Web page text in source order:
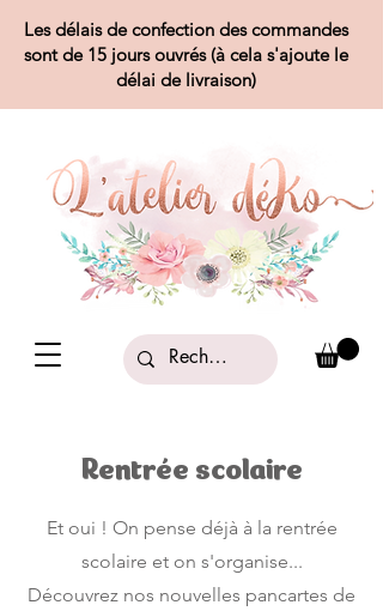
Les délais de confection des commandes
sont de 15 jours ouvrés (à cela s'ajoute le
délai de livraison)
Rentrée scolaire
Et oui ! On pense déjà à la rentrée
scolaire et on s'organise...
Découvrez nos nouvelles pancartes de